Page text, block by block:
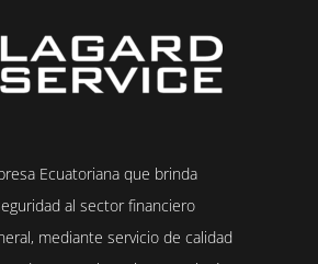
Ecuatoriana que brinda
al sector financiero
mediante servicio de calidad